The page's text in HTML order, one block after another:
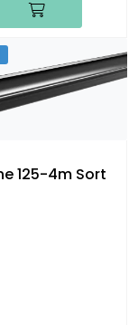
Renne 125-4m Sort